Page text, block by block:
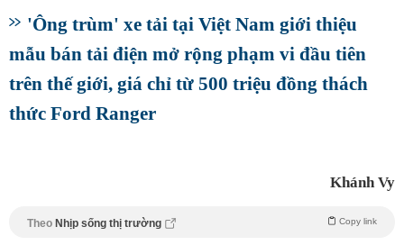
'Ông trùm' xe tải tại Việt Nam giới thiệu
mẫu bán tải điện mở rộng phạm vi đầu tiên
trên thế giới, giá chỉ từ 500 triệu đồng thách
thức Ford Ranger
Khánh Vy
Theo Nhịp sống thị trường Copy link